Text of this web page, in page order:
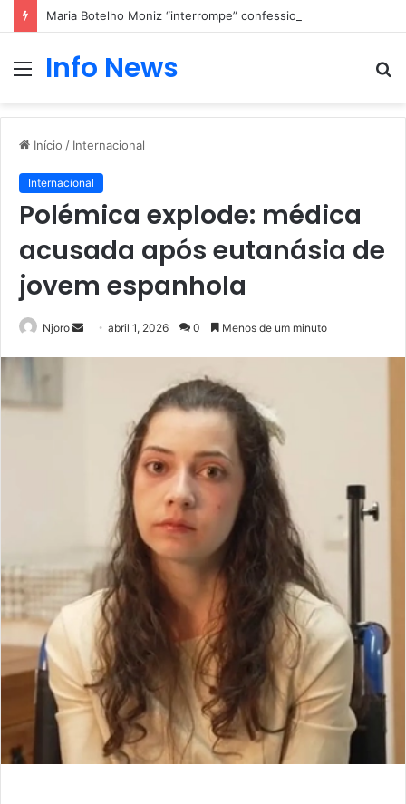
Maria Botelho Moniz “interrompe” confessionário
Menu
Info News
Início / Internacional
Internacional
Polémica explode: médica
acusada após eutanásia de
jovem espanhola
Njoro
Mandeabril 1, 2026 0 Menos de um minuto